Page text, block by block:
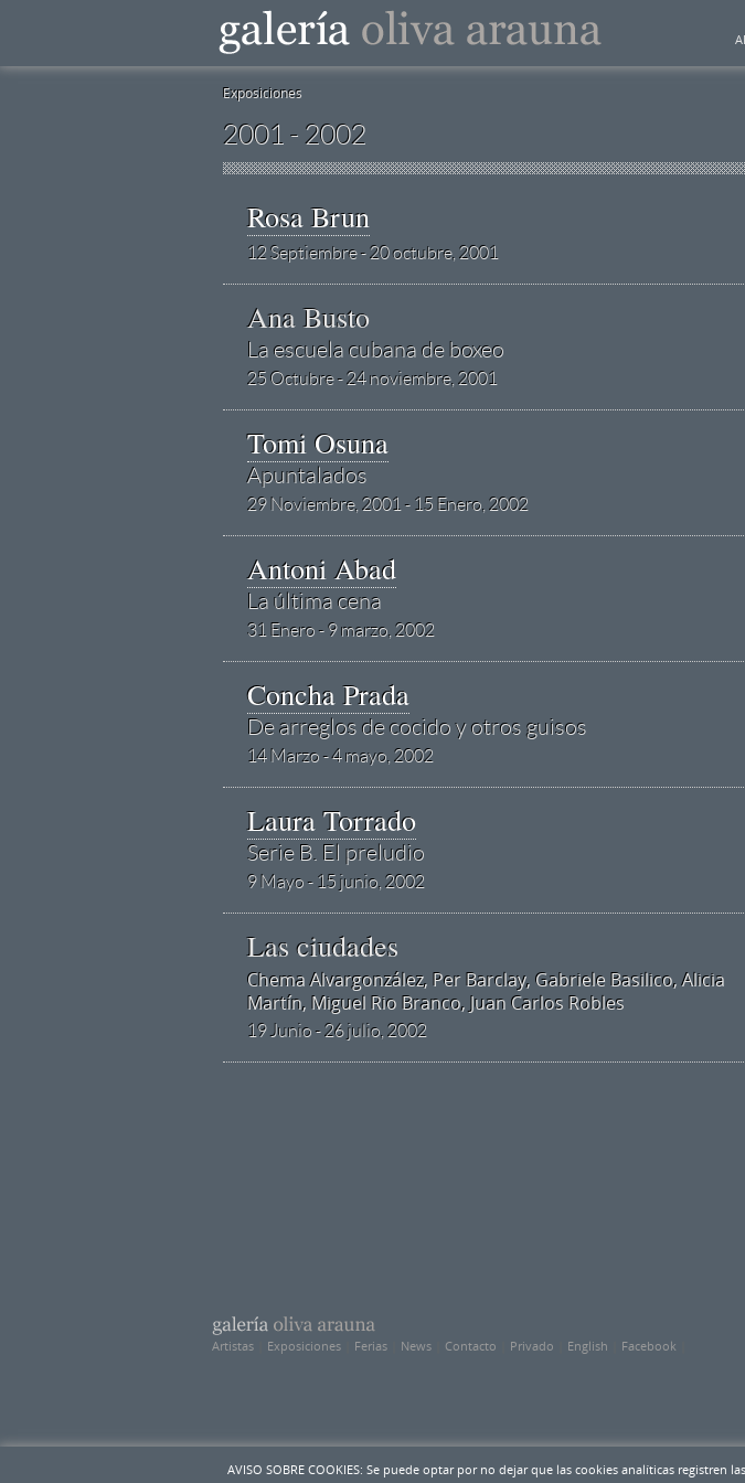
Exposiciones
2001 - 2002
Rosa Brun
12 Septiembre - 20 octubre, 2001
Ana Busto
La escuela cubana de boxeo
25 Octubre - 24 noviembre, 2001
Tomi Osuna
Apuntalados
29 Noviembre, 2001 - 15 Enero, 2002
Antoni Abad
La última cena
31 Enero - 9 marzo, 2002
Concha Prada
De arreglos de cocido y otros guisos
14 Marzo - 4 mayo, 2002
Laura Torrado
Serie B. El preludio
9 Mayo - 15 junio, 2002
Las ciudades
Chema Alvargonzález, Per Barclay, Gabriele Basilico, Alicia
Martín, Miguel Rio Branco, Juan Carlos Robles
19 Junio - 26 julio, 2002
Artistas Exposiciones Ferias News Contacto Privado English Facebook
AVISO SOBRE COOKIES: Se puede optar por no dejar que las cookies analíticas